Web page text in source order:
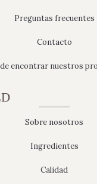
Preguntas frecuentes
Contacto
encontrar nuestros
Sobre nosotros
Ingredientes
Calidad